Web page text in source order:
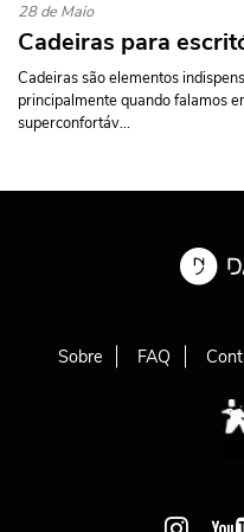
28 de Maio
Cadeiras para
Cadeiras são elementos
principalmente quando falamos
superconfortáv...
Sobre FAQ